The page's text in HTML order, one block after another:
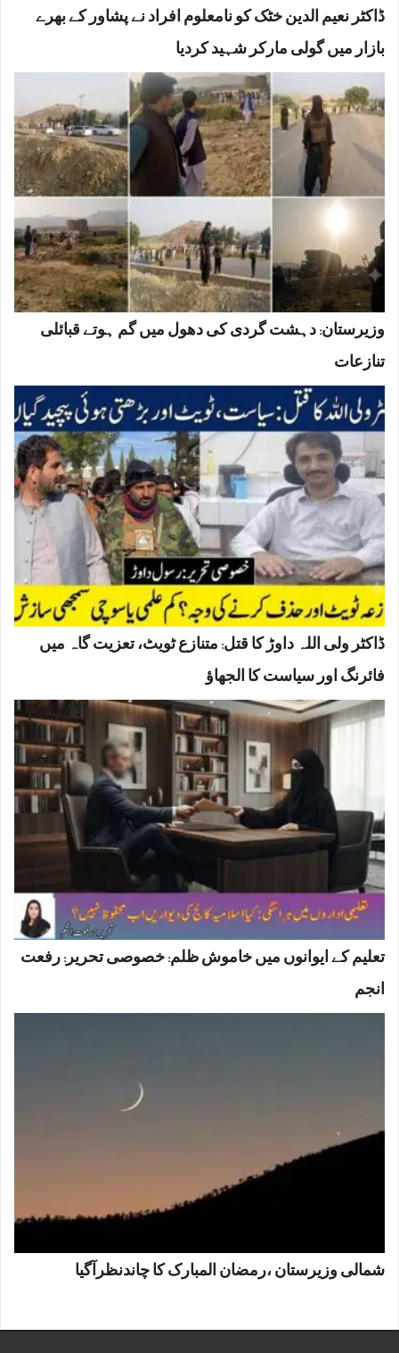
ڈاکٹر نعیم الدین خٹک کو نامعلوم افراد نے پشاور کے بھرے
بازار میں گولی مارکر شہید کردیا
وزیرستان: دہشت گردی کی دھول میں گم ہوتے قبائلی
تنازعات
ڈاکٹر ولی اللہ داوڑ کا قتل: متنازع ٹویٹ، تعزیت گاہ میں
فائرنگ اور سیاست کا الجھاؤ
تعلیم کے ایوانوں میں خاموش ظلم: خصوصی تحریر: رفعت
انجم
شمالی وزیرستان ،رمضان المبارک کا چاندنظرآگیا